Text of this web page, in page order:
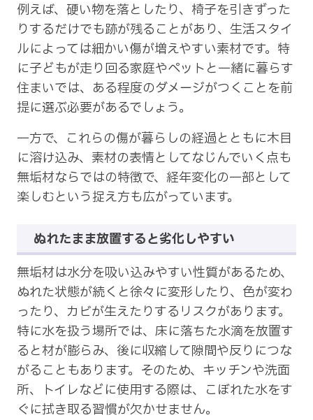
例えば、硬い物を落としたり、椅子を引きずった
りするだけでも跡が残ることがあり、生活スタイ
ルによっては細かい傷が増えやすい素材です。特
に子どもが走り回る家庭やペットと一緒に暮らす
住まいでは、ある程度のダメージがつくことを前
提に選ぶ必要があるでしょう。
一方で、これらの傷が暮らしの経過とともに木目
に溶け込み、素材の表情としてなじんでいく点も
無垢材ならではの特徴で、経年変化の一部として
楽しむという捉え方も広がっています。
ぬれたまま放置すると劣化しやすい
無垢材は水分を吸い込みやすい性質があるため、
ぬれた状態が続くと徐々に変形したり、色が変わ
ったり、カビが生えたりするリスクがあります。
特に水を扱う場所では、床に落ちた水滴を放置す
ると材が膨らみ、後に収縮して隙間や反りにつな
がることもあります。そのため、キッチンや洗面
所、トイレなどに使用する際は、こぼれた水をす
ぐに拭き取る習慣が欠かせません。